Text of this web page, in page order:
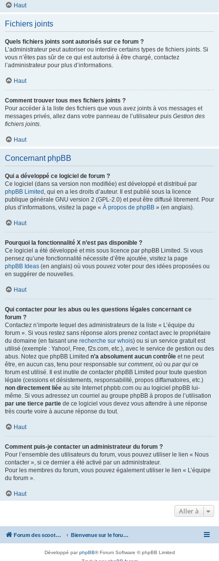
Haut
Fichiers joints
Quels fichiers joints sont autorisés sur ce forum ?
L’administrateur peut autoriser ou interdire certains types de fichiers joints. Si
vous n’êtes pas sûr de ce qui est autorisé à être chargé, contactez
l’administrateur pour plus d’informations.
Haut
Comment trouver tous mes fichiers joints ?
Pour accéder à la liste des fichiers que vous avez joints à vos messages et
messages privés, allez dans votre panneau de l’utilisateur puis Gestion des
fichiers joints.
Haut
Concernant phpBB
Qui a développé ce logiciel de forum ?
Ce logiciel (dans sa version non modifiée) est développé et distribué par
phpBB Limited , qui en a les droits d’auteur. Il est publié sous la licence
publique générale GNU version 2 (GPL-2.0) et peut être diffusé librement. Pour
plus d’informations, visitez la page « À propos de phpBB » (en anglais).
Haut
Pourquoi la fonctionnalité X n’est pas disponible ?
Ce logiciel a été développé et mis sous licence par phpBB Limited. Si vous
pensez qu’une fonctionnalité nécessite d’être ajoutée, visitez la page
phpBB Ideas (en anglais) où vous pouvez voter pour des idées proposées ou
en suggérer de nouvelles.
Haut
Qui contacter pour les abus ou les questions légales concernant ce
forum ?
Contactez n’importe lequel des administrateurs de la liste « L’équipe du
forum ». Si vous restez sans réponse alors prenez contact avec le propriétaire
du domaine (en faisant une recherche sur whois) ou si un service gratuit est
utilisé (exemple : Yahoo!, Free, f2s.com, etc.), avec le service de gestion ou des
abus. Notez que phpBB Limited n’a absolument aucun contrôle et ne peut
être, en aucun cas, tenu pour responsable sur comment, où ou par qui ce
forum est utilisé. Il est inutile de contacter phpBB Limited pour toute question
légale (cessions et désistements, responsabilité, propos diffamatoires, etc.)
non directement liée au site Internet phpbb.com ou au logiciel phpBB lui-
même. Si vous adressez un courriel au groupe phpBB à propos de l’utilisation
par une tierce partie de ce logiciel vous devez vous attendre à une réponse
très courte voire à aucune réponse du tout.
Haut
Comment puis-je contacter un administrateur du forum ?
Pour l’ensemble des utilisateurs du forum, vous pouvez utiliser le lien « Nous
contacter », si ce dernier a été activé par un administrateur.
Pour les membres du forum, vous pouvez également utiliser le lien « L’équipe
du forum ».
Haut
Aller à
Forum des scooters SYM - GTS -MAXSYM - CRUISYM - JOYMAX - Maxsym TL Bienvenue sur le forum des scooters de la gamme SYM
Développé parphpBB® Forum Software © phpBB Limited